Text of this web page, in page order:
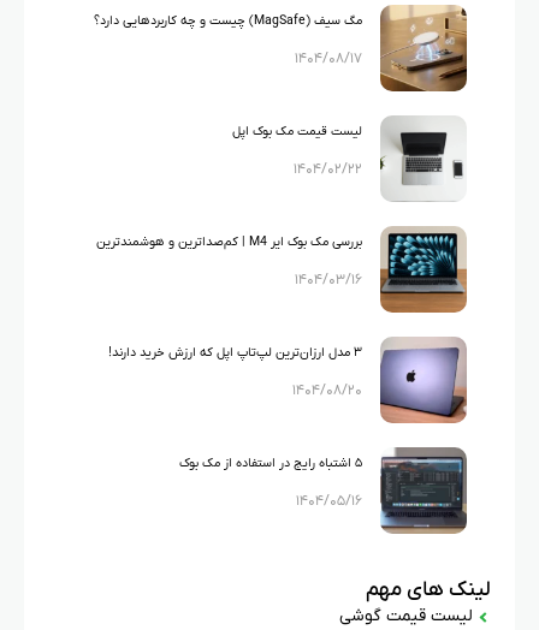
مگ سیف (MagSafe) چیست و چه کاربردهایی دارد؟
۱۴۰۴/۰۸/۱۷
لیست قیمت مک بوک اپل
۱۴۰۴/۰۲/۲۲
بررسی مک بوک ایر M4 | کم‌صداترین و هوشمندترین
لپ‌تاپ اپل + قیمت روز
۱۴۰۴/۰۳/۱۶
۳ مدل ارزان‌ترین لپ‌تاپ اپل که ارزش خرید دارند!
۱۴۰۴/۰۸/۲۰
۵ اشتباه رایج در استفاده از مک بوک
۱۴۰۴/۰۵/۱۶
لینک های مهم
لیست قیمت گوشی